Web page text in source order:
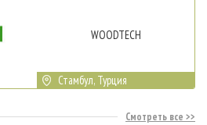
WOODTECH
Стамбул, Турция
Смотреть все